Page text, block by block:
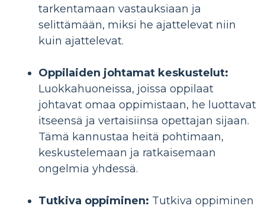
tarkentamaan vastauksiaan ja
selittämään, miksi he ajattelevat niin
kuin ajattelevat.
Oppilaiden johtamat keskustelut:
Luokkahuoneissa, joissa oppilaat
johtavat omaa oppimistaan, he luottavat
itseensä ja vertaisiinsa opettajan sijaan.
Tämä kannustaa heitä pohtimaan,
keskustelemaan ja ratkaisemaan
ongelmia yhdessä.
Tutkiva oppiminen: Tutkiva oppiminen